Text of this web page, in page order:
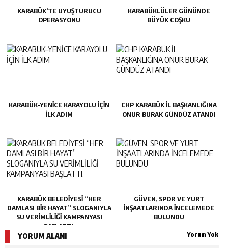
KARABÜK’TE UYUŞTURUCU
OPERASYONU
KARABÜKLÜLER GÜNÜNDE
BÜYÜK COŞKU
KARABÜK–YENİCE KARAYOLU İÇİN
İLK ADIM
CHP KARABÜK İL BAŞKANLIĞINA
ONUR BURAK GÜNDÜZ ATANDI
KARABÜK BELEDİYESİ “HER
DAMLASI BİR HAYAT” SLOGANIYLA
SU VERİMLİLİĞİ KAMPANYASI
BAŞLATTI.
GÜVEN, SPOR VE YURT
İNŞAATLARINDA İNCELEMEDE
BULUNDU
YORUM ALANI Yorum Yok